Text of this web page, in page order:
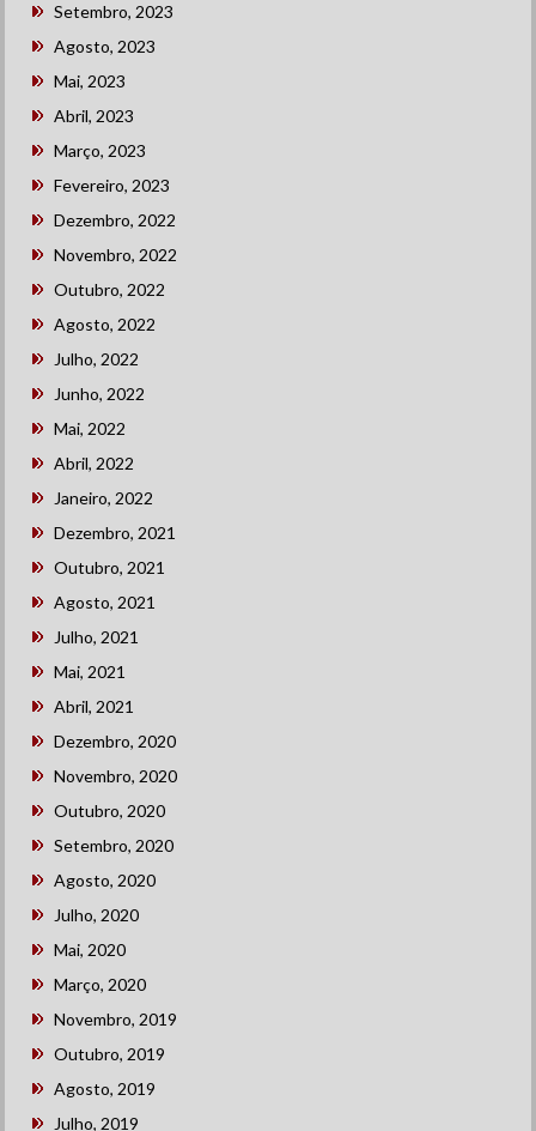
Setembro, 2023
Agosto, 2023
Mai, 2023
Abril, 2023
Março, 2023
Fevereiro, 2023
Dezembro, 2022
Novembro, 2022
Outubro, 2022
Agosto, 2022
Julho, 2022
Junho, 2022
Mai, 2022
Abril, 2022
Janeiro, 2022
Dezembro, 2021
Outubro, 2021
Agosto, 2021
Julho, 2021
Mai, 2021
Abril, 2021
Dezembro, 2020
Novembro, 2020
Outubro, 2020
Setembro, 2020
Agosto, 2020
Julho, 2020
Mai, 2020
Março, 2020
Novembro, 2019
Outubro, 2019
Agosto, 2019
Julho, 2019